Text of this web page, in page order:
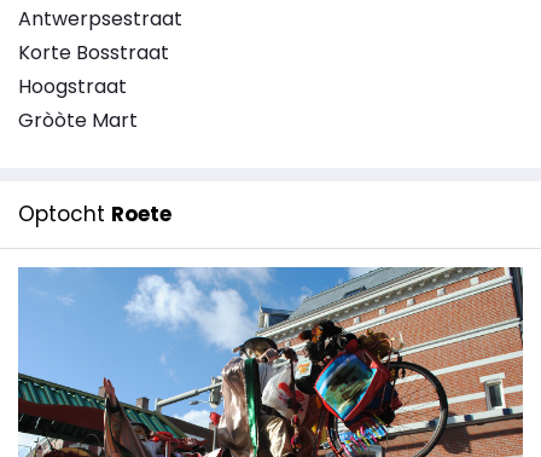
Antwerpsestraat
Korte Bosstraat
Hoogstraat
Gròòte Mart
Optocht Roete